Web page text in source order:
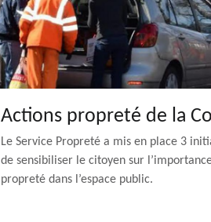
Actions propreté de la
Le Service Propreté a mis en place 3
de sensibiliser le citoyen sur
propreté dans l’espace public.